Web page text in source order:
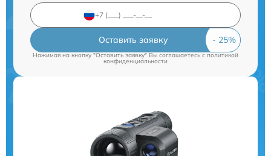
Оставить заявку
Нажимая на кнопку "Оставить заявку" Вы соглашаетесь cполитикой
конфиденциальности